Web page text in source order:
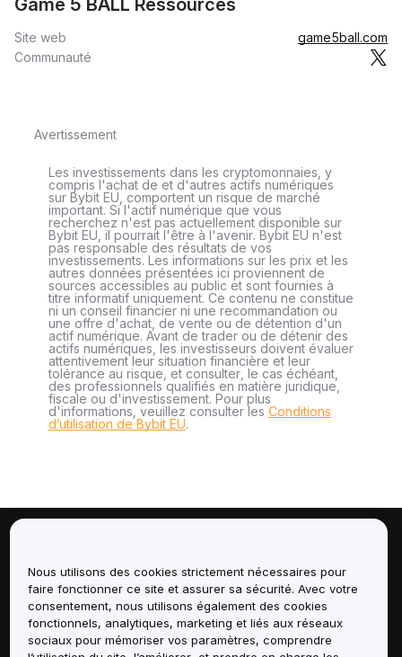
Game 5 BALL Ressources
Site web
game5ball.com
Communauté
Avertissement
Les investissements dans les cryptomonnaies, y
compris l'achat de et d'autres actifs numériques
sur Bybit EU, comportent un risque de marché
important. Si l'actif numérique que vous
recherchez n'est pas actuellement disponible sur
Bybit EU, il pourrait l'être à l'avenir. Bybit EU n'est
pas responsable des résultats de vos
investissements. Les informations sur les prix et les
autres données présentées ici proviennent de
sources accessibles au public et sont fournies à
titre informatif uniquement. Ce contenu ne constitue
ni un conseil financier ni une recommandation ou
une offre d'achat, de vente ou de détention d'un
actif numérique. Avant de trader ou de détenir des
actifs numériques, les investisseurs doivent évaluer
attentivement leur situation financière et leur
tolérance au risque, et consulter, le cas échéant,
des professionnels qualifiés en matière juridique,
fiscale ou d'investissement. Pour plus
d'informations, veuillez consulter les Conditions
d’utilisation de Bybit EU.
Services
Assistance
Nous utilisons des cookies strictement nécessaires pour
faire fonctionner ce site et assurer sa sécurité. Avec votre
consentement, nous utilisons également des cookies
fonctionnels, analytiques, marketing et liés aux réseaux
sociaux pour mémoriser vos paramètres, comprendre